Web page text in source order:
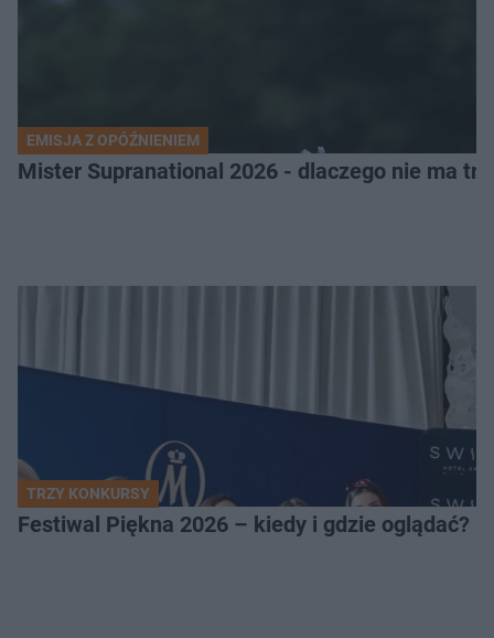
EMISJA Z OPÓŹNIENIEM
Mister Supranational 2026 - dlaczego nie ma
TRZY KONKURSY
Festiwal Piękna 2026 – kiedy i gdzie oglądać?